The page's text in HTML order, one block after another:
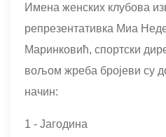
Имена женских клубова
репрезентативка Миа
Маринковић, спортски
вољом жреба бројеви су
начин:
1 - Јагодина